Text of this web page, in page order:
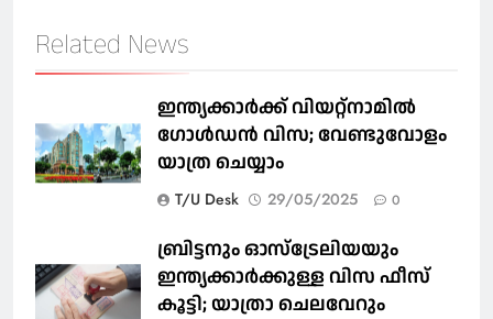
Related News
ഇന്ത്യക്കാർക്ക് വിയറ്റ്‌നാമില്‍
ഗോള്‍ഡന്‍ വിസ; വേണ്ടുവോളം
യാത്ര ചെയ്യാം
T/U Desk 29/05/2025 0
ബ്രിട്ടനും ഓസ്‌ട്രേലിയയും
ഇന്ത്യക്കാര്‍ക്കുള്ള വിസ ഫീസ്
കൂട്ടി; യാത്രാ ചെലവേറും